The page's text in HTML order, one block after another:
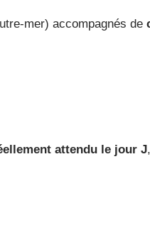
mer) accompagnés de
attendu le jour J